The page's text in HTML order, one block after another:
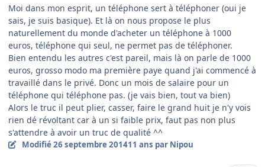
Moi dans mon esprit, un téléphone sert à téléphoner (oui je
sais, je suis basique). Et là on nous propose le plus
naturellement du monde d'acheter un téléphone à 1000
euros, téléphone qui seul, ne permet pas de téléphoner.
Bien entendu les autres c'est pareil, mais là on parle de 1000
euros, grosso modo ma première paye quand j'ai commencé à
travaillé dans le privé. Donc un mois de salaire pour un
téléphone qui téléphone pas. (je vais bien, tout va bien)
Alors le truc il peut plier, casser, faire le grand huit je n'y vois
rien dé révoltant car à un si faible prix, faut pas non plus
s'attendre à avoir un truc de qualité ^^
Modifié26 septembre 201411 ans par Nipou